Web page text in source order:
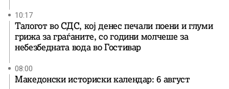
10:17
Талогот во СДС, кој денес печали поени и глуми
грижа за граѓаните, со години молчеше за
небезбедната вода во Гостивар
08:00
Македонски историски календар: 6 август